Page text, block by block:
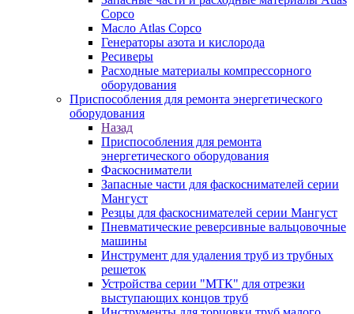
Copco
Масло Atlas Copco
Генераторы азота и кислорода
Ресиверы
Расходные материалы компрессорного
оборудования
Приспособления для ремонта энергетического
оборудования
Назад
Приспособления для ремонта
энергетического оборудования
Фаскосниматели
Запасные части для фаскоснимателей серии
Мангуст
Резцы для фаскоснимателей серии Мангуст
Пневматические реверсивные вальцовочные
машины
Инструмент для удаления труб из трубных
решеток
Устройства серии "МТК" для отрезки
выступающих концов труб